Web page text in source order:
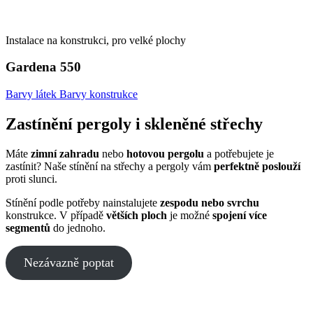
Instalace na konstrukci, pro velké plochy
Gardena 550
Barvy látek Barvy konstrukce
Zastínění pergoly i skleněné střechy
Máte zimní zahradu nebo hotovou pergolu a potřebujete je
zastínit? Naše stínění na střechy a pergoly vám perfektně poslouží
proti slunci.
Stínění podle potřeby nainstalujete zespodu nebo svrchu
konstrukce. V případě větších ploch je možné spojení více
segmentů do jednoho.
Nezávazně poptat